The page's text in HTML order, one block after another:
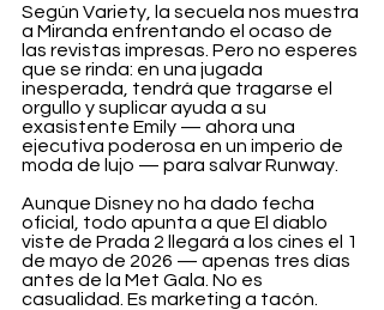
Según Variety, la secuela nos muestra
a Miranda enfrentando el ocaso de
las revistas impresas. Pero no esperes
que se rinda: en una jugada
inesperada, tendrá que tragarse el
orgullo y suplicar ayuda a su
exasistente Emily — ahora una
ejecutiva poderosa en un imperio de
moda de lujo — para salvar Runway.
Aunque Disney no ha dado fecha
oficial, todo apunta a que El diablo
viste de Prada 2 llegará a los cines el 1
de mayo de 2026 — apenas tres días
antes de la Met Gala. No es
casualidad. Es marketing a tacón.